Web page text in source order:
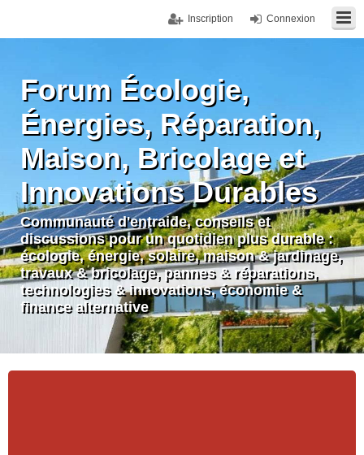
Connexion
Inscription
Forum Écologie,
Énergies, Réparation,
Maison, Bricolage et
Innovations Durables
Communauté d'entraide, conseils et
discussions pour un quotidien plus durable :
écologie, énergie, solaire, maison & jardinage,
travaux & bricolage, pannes & réparations,
technologies & innovations, économie &
finance alternative